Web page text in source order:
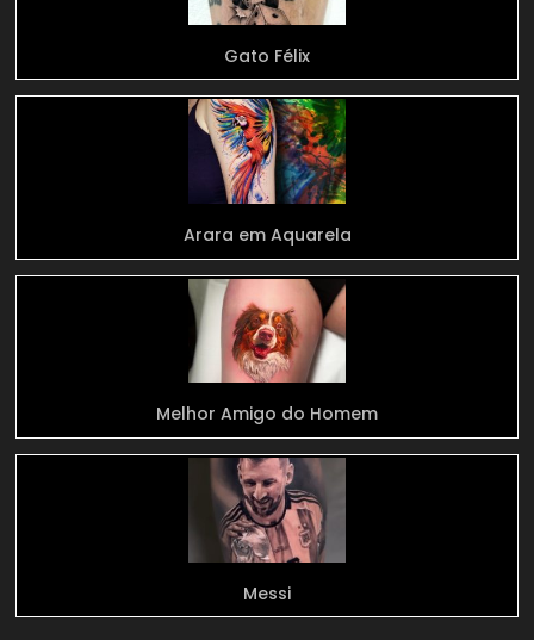
Gato Félix
Arara em Aquarela
Melhor Amigo do Homem
Messi